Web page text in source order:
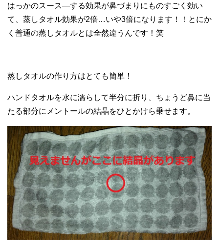
はっかのスース―する効果が鼻づまりにものすごく効い
て、蒸しタオル効果が2倍…いや3倍になります！！とにか
く普通の蒸しタオルとは全然違うんです！笑
蒸しタオルの作り方はとても簡単！
ハンドタオルを水に濡らして半分に折り、ちょうど鼻に当
たる部分にメントールの結晶をひとかけら乗せます。